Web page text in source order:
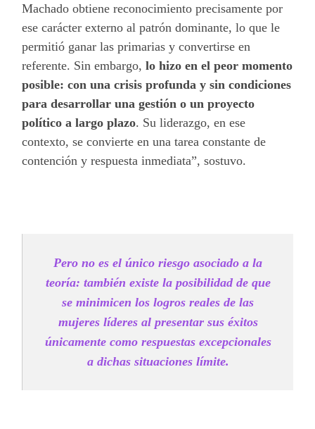
Machado obtiene reconocimiento precisamente por
ese carácter externo al patrón dominante, lo que le
permitió ganar las primarias y convertirse en
referente. Sin embargo,lo hizo en el peor momento
posible: con una crisis profunda y sin condiciones
para desarrollar una gestión o un proyecto
político a largo plazo. Su liderazgo, en ese
contexto, se convierte en una tarea constante de
contención y respuesta inmediata”, sostuvo.
Pero no es el único riesgo asociado a la
teoría: también existe la posibilidad de que
se minimicen los logros reales de las
mujeres líderes al presentar sus éxitos
únicamente como respuestas excepcionales
a dichas situaciones límite.